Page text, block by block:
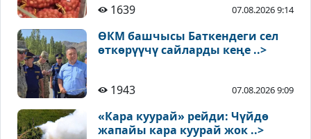
1639 07.08.2026 9:14
ӨКМ башчысы Баткендеги сел
өткөрүүчү сайларды кеңе ..>
1943 07.08.2026 9:09
«Кара куурай» рейди: Чүйдө
жапайы кара куурай жок ..>